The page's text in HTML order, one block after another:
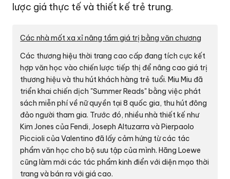
lược giá thực tế và thiết kế trẻ trung.
Các nhà mốt xa xỉ nâng tầm giá trị bằng văn chương
Các thương hiệu thời trang cao cấp đang tích cực kết
hợp văn học vào chiến lược tiếp thị để nâng cao giá trị
thương hiệu và thu hút khách hàng trẻ tuổi. Miu Miu đã
triển khai chiến dịch "Summer Reads" bằng việc phát
sách miễn phí về nữ quyền tại 8 quốc gia, thu hút đông
đảo người tham gia. Trước đó, nhiều nhà thiết kế như
Kim Jones của Fendi, Joseph Altuzarra và Pierpaolo
Piccioli của Valentino đã lấy cảm hứng từ các tác
phẩm văn học cho bộ sưu tập của mình. Hãng Loewe
cũng làm mới các tác phẩm kinh điển với diện mạo thời
trang và bán ra với giá cao.